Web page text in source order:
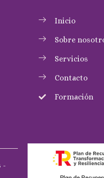
Inicio
Sobre
Servicios
Contacto
Formación
-